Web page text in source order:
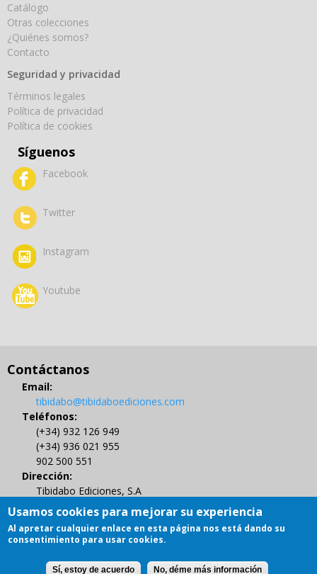
Catálogo
Otras colecciones
¿Quiénes somos?
Contacto
Seguridad y privacidad
Términos legales
Política de privacidad
Política de cookies
Síguenos
Facebook
Twitter
Instagram
Youtube
Contáctanos
Email:
tibidabo@tibidaboediciones.com
Teléfonos:
(+34) 932 126 949
(+34) 936 021 955
902 500 551
Dirección:
Tibidabo Ediciones, S.A
C/ Muntaner 479, 4º
08021 BARCELONA
Gestión de Derechos de Autor
Usamos cookies para mejorar su experiencia
Al apretar cualquier enlace en esta página nos está dando su
consentimiento para usar cookies.
Sí, estoy de acuerdo No, déme más información